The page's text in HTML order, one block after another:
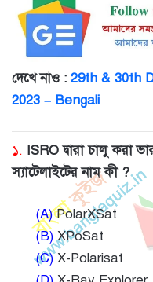
দেখে নাও : 29th & 30th
2023 – Bengali
১. ISRO দ্বারা চালু করা
স্যাটেলাইটের নাম কী ?
(A)PolarXSat
(B)XPoSat
(C)X-Polarisat